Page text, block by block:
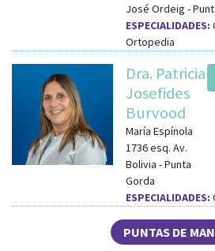
José Ordeig -
ESPECIALIDADES:
Ortopedia
Dra. Patricia
Josefides
Burvood
María Espínola
1736esq. Av.
Bolivia -Punta
Gorda
ESPECIALIDADES:
PUNTAS DE